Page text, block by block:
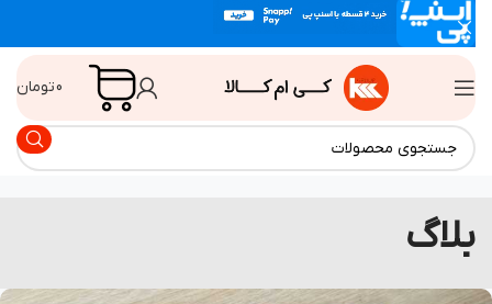
تومان